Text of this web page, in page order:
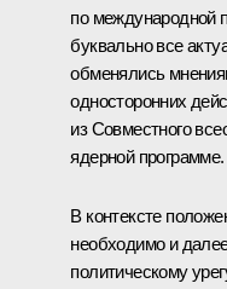
по международной
буквально все
обменялись
односторонних
из Совместного
ядерной программе.
В контексте
необходимо и
политическому